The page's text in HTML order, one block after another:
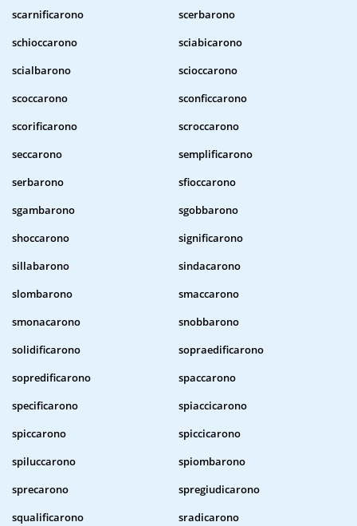
scarnificarono
scerbarono
schioccarono
sciabicarono
scialbarono
scioccarono
scoccarono
sconficcarono
scorificarono
scroccarono
seccarono
semplificarono
serbarono
sfioccarono
sgambarono
sgobbarono
shoccarono
significarono
sillabarono
sindacarono
slombarono
smaccarono
smonacarono
snobbarono
solidificarono
sopraedificarono
sopredificarono
spaccarono
specificarono
spiaccicarono
spiccarono
spiccicarono
spiluccarono
spiombarono
sprecarono
spregiudicarono
squalificarono
sradicarono